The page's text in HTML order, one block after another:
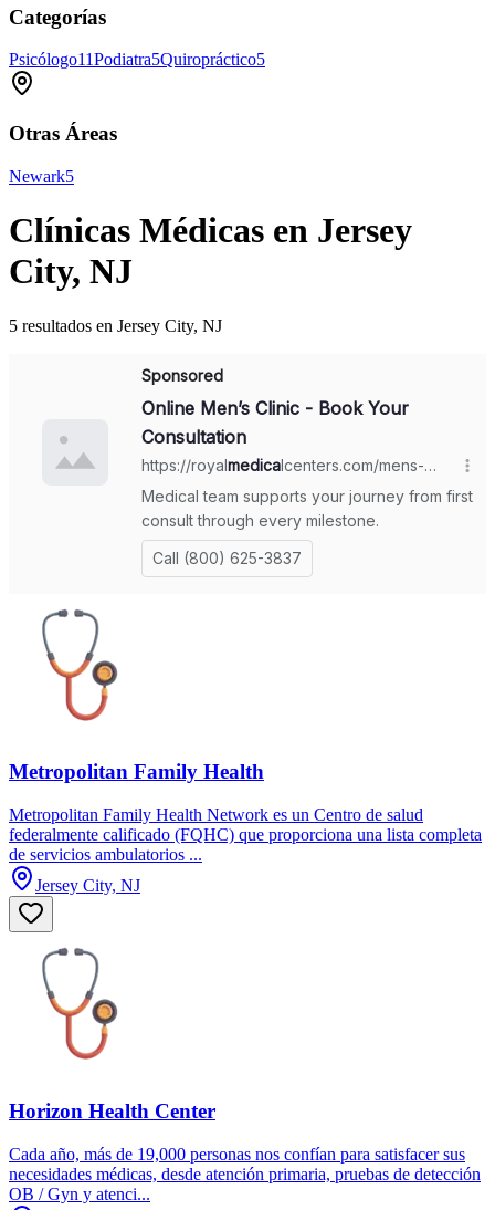
Categorías
Psicólogo11Podiatra5Quiropráctico5
Otras Áreas
Newark5
Clínicas Médicas en Jersey
City, NJ
5 resultados en Jersey City, NJ
Metropolitan Family Health
Metropolitan Family Health Network es un Centro de salud
federalmente calificado (FQHC) que proporciona una lista completa
de servicios ambulatorios ...
Jersey City, NJ
Horizon Health Center
Cada año, más de 19,000 personas nos confían para satisfacer sus
necesidades médicas, desde atención primaria, pruebas de detección
OB / Gyn y atenci...